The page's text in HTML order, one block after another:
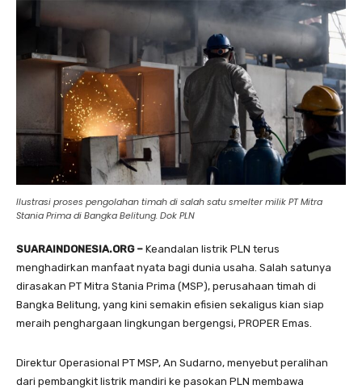
Ilustrasi proses pengolahan timah di salah satu smelter milik PT Mitra
Stania Prima di Bangka Belitung. Dok PLN
SUARAINDONESIA.ORG – Keandalan listrik PLN terus
menghadirkan manfaat nyata bagi dunia usaha. Salah satunya
dirasakan PT Mitra Stania Prima (MSP), perusahaan timah di
Bangka Belitung, yang kini semakin efisien sekaligus kian siap
meraih penghargaan lingkungan bergengsi, PROPER Emas.
Direktur Operasional PT MSP, An Sudarno, menyebut peralihan
dari pembangkit listrik mandiri ke pasokan PLN membawa